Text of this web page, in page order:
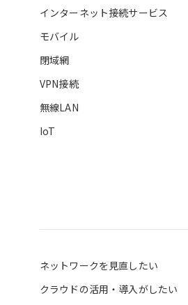
インターネット接続サービス
モバイル
閉域網
VPN接続
無線LAN
IoT
ネットワークを見直したい
クラウドの活用・導入がしたい